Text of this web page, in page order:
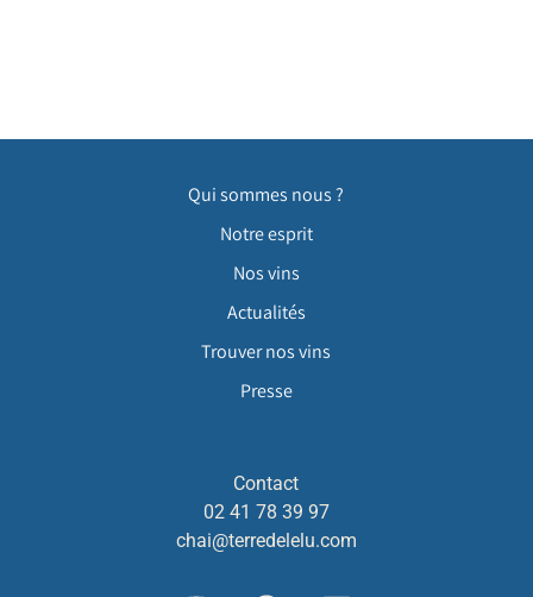
Qui sommes nous ?
Notre esprit
Nos vins
Actualités
Trouver nos vins
Presse
Contact
02 41 78 39 97
chai@terredelelu.com